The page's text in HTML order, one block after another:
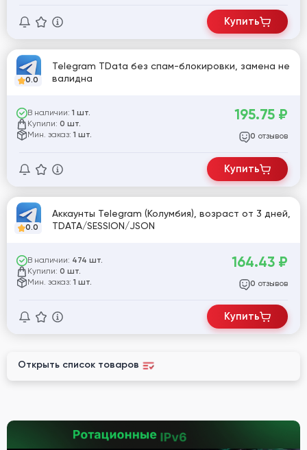
Купить
0.0
Telegram TData без спам-блокировки, замена не
валидна
В наличии: 1 шт.
Купили: 0 шт.
Мин. заказ: 1 шт.
195.75 ₽
0 отзывов
Купить
0.0
Аккаунты Telegram (Колумбия), возраст от 3 дней,
TDATA/SESSION/JSON
В наличии: 474 шт.
Купили: 0 шт.
Мин. заказ: 1 шт.
164.43 ₽
0 отзывов
Купить
Открыть список товаров